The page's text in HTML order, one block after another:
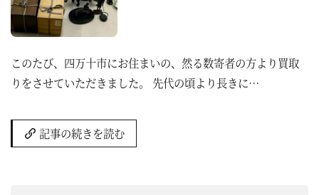
このたび、四万十市にお住まいの、然る数寄者の方より買取
りをさせていただきました。 先代の頃より長きに…
記事の続きを読む